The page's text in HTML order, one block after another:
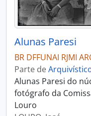
Alunas Paresi
BR DFFUNAI RJMI
Parte de
Alunas Paresi do
fotógrafo da
Louro